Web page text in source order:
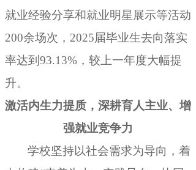
就业经验分享和就业明星展示等活动
200余场次 ， 2025届毕业生去向落实
率达到93.13%，较上一年度大幅提
升。
激活内生力提质 ， 深耕育人主业、增
强就业竞争力
学校坚持以社会需求为导向 ，着